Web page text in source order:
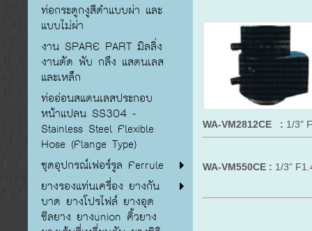
ท่อกระดูกงูสีดำแบบผ่า และ
แบบไม่ผ่า
งาน SPARE PART มิลลิ่ง
งานตัด พับ กลึง แสตนเลส
และเหล็ก
ท่ออ่อนสแตนเลสประกอบ
หน้าแปลน SS304 -
Stainless Steel Flexible
Hose (Flange Type)
ชุดอุปกรณ์เฟอร์รูล Ferrule
ยางรองแท่นเครื่อง ยางกัน
บาด ยางโปรไฟล์ ยางอุด
ซีลยาง ยางunion คิ้วยาง
WA-VM2812CE : 1/3"
WA-VM550CE : 1/3"